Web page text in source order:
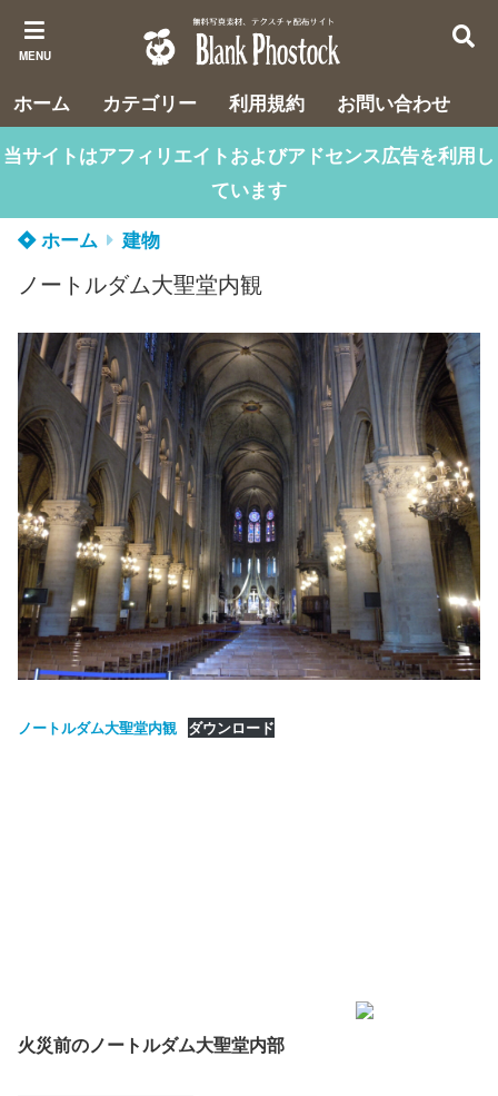
MENU
ホーム カテゴリー 利用規約
お問い合わせ
当サイトはアフィリエイトおよびアドセンス広告を利用し
ています
ホーム
建物
ノートルダム大聖堂内観
ノートルダム大聖堂内観 ダウンロード
火災前のノートルダム大聖堂内部